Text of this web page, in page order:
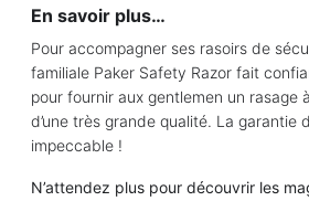
En savoir plus…
Pour accompagner ses rasoirs de
familiale Paker Safety Razor fait
pour fournir aux gentlemen un rasage
d’une très grande qualité. La garantie
impeccable !
N’attendez plus pour découvrir les